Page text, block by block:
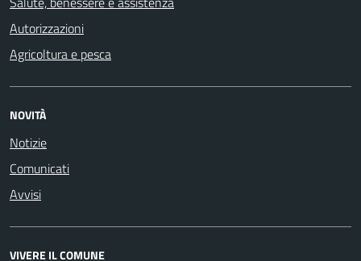
Autorizzazioni
Agricoltura e pesca
NOVITÀ
Notizie
Comunicati
Avvisi
VIVERE IL COMUNE